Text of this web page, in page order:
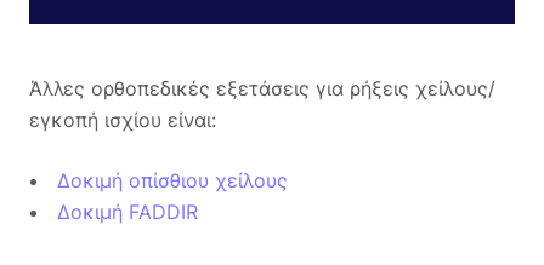
Άλλες ορθοπεδικές εξετάσεις για ρήξεις χείλους/
εγκοπή ισχίου είναι:
Δοκιμή οπίσθιου χείλους
Δοκιμή FADDIR